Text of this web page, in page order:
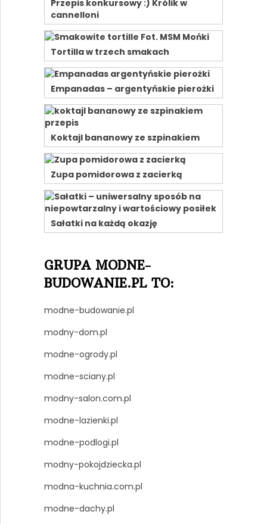
Przepis konkursowy :) Królik w
cannelloni
Tortilla w trzech smakach
Empanadas – argentyńskie pierożki
Koktajl bananowy ze szpinakiem
Zupa pomidorowa z zacierką
Sałatki na każdą okazję
GRUPA MODNE-
BUDOWANIE.PL TO:
modne-budowanie.pl
modny-dom.pl
modne-ogrody.pl
modne-sciany.pl
modny-salon.com.pl
modne-lazienki.pl
modne-podlogi.pl
modny-pokojdziecka.pl
modna-kuchnia.com.pl
modne-dachy.pl